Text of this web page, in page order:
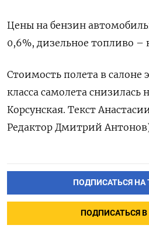
Цены на бензин
0,6%, дизельное топливо –
Стоимость полета в салоне
класса самолета снизилась
Корсунская. Текст
Редактор Дмитрий
ПОДПИСАТЬСЯ НА
ПОДПИСАТЬСЯ В